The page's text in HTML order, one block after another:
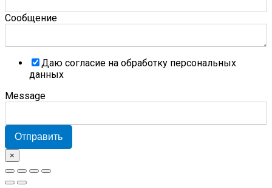
Сообщение
Даю согласие на обработку персональных
данных
Message
Отправить
×